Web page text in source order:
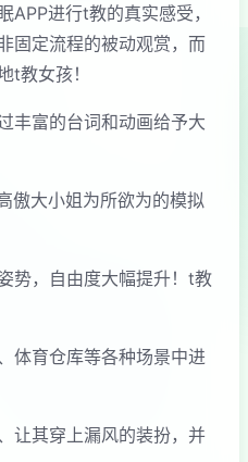
APP进行t教的真实感受，
固定流程的被动观赏，而
t教女孩！
丰富的台词和动画给予大
傲大小姐为所欲为的模拟
势，自由度大幅提升！t教
体育仓库等各种场景中进
让其穿上漏风的装扮，并